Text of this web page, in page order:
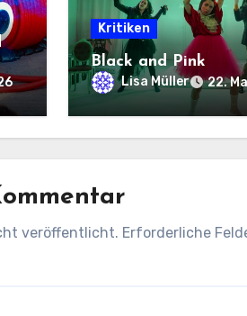
Kritiken
Black and Pink
Lisa Müller 22.
veröffentlicht. Erforderliche